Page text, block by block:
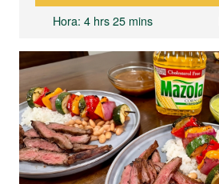
Hora: 4 hrs 25 mins